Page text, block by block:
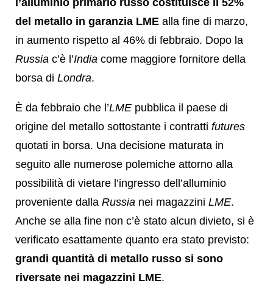
del metallo in garanzia LME alla fine di marzo,
in aumento rispetto al 46% di febbraio. Dopo la
Russia c’è l’India come maggiore fornitore della
borsa di Londra.
È da febbraio che l’LME pubblica il paese di
origine del metallo sottostante i contratti futures
quotati in borsa. Una decisione maturata in
seguito alle numerose polemiche attorno alla
possibilità di vietare l’ingresso dell’alluminio
proveniente dalla Russia nei magazzini LME.
Anche se alla fine non c’è stato alcun divieto, si è
verificato esattamente quanto era stato previsto:
grandi quantità di metallo russo si sono
riversate nei magazzini LME.